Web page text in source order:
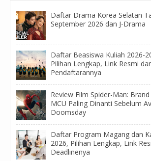
Daftar Drama Korea Selatan
September 2026 dan J-Drama
Daftar Beasiswa Kuliah 2026-
Pilihan Lengkap, Link Resmi
Pendaftarannya
Review Film Spider-Man:
MCU Paling Dinanti Sebelum
Doomsday
Daftar Program Magang dan
2026, Pilihan Lengkap, Link
Deadlinenya